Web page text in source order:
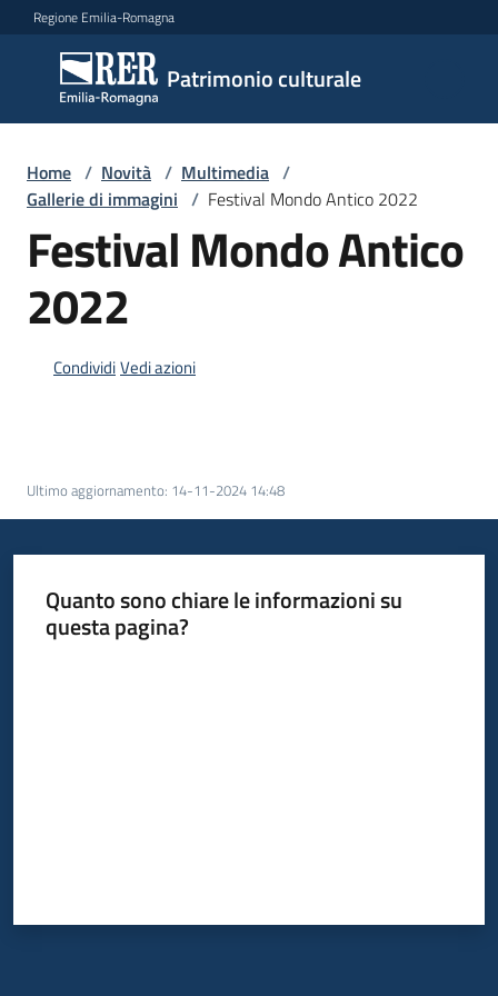
Vai al contenuto
Vai alla navigazione
Vai al footer
Regione Emilia-Romagna
Patrimonio culturale
Patrimonio
culturale
Argomenti
Novità
Servizi
Bandi
Piani
Progetti
su
Home / Novità / Multimedia /
Gallerie di immagini / Festival Mondo Antico 2022
Festival Mondo Antico
2022
CondividiVedi azioni
Ultimo aggiornamento: 14-11-2024 14:48
Quanto sono chiare le informazioni su
questa pagina?